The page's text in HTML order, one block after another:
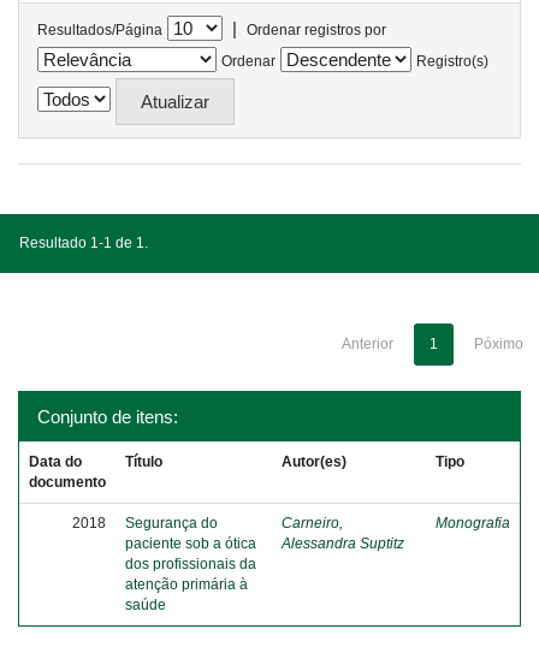
Resultados/Página |
Ordenar registros por
Ordenar
Registro(s)
Resultado 1-1 de 1.
Anterior 1 Póximo
Conjunto de itens:
Data do
documento
Título Autor(es) Tipo
2018
Segurança do
paciente sob a ótica
dos profissionais da
atenção primária à
saúde
Carneiro,
Alessandra Suptitz
Monografia